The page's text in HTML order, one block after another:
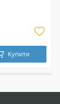
Купити